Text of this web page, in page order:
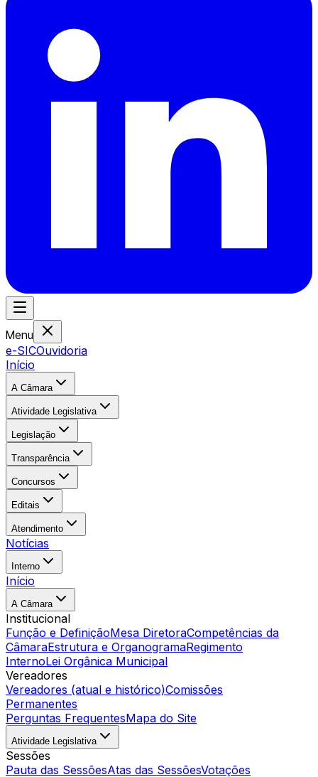
Menu
e-SICOuvidoria
Início
A Câmara
Atividade Legislativa
Legislação
Transparência
Concursos
Editais
Atendimento
Notícias
Interno
Início
A Câmara
Institucional
Função e DefiniçãoMesa DiretoraCompetências da
CâmaraEstrutura e OrganogramaRegimento
InternoLei Orgânica Municipal
Vereadores
Vereadores (atual e histórico)Comissões
Permanentes
Perguntas FrequentesMapa do Site
Atividade Legislativa
Sessões
Pauta das SessõesAtas das SessõesVotações